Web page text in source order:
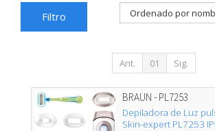
Filtro
Ant. 01 Sig.
BRAUN - PL7253
Depiladora de Luz
Skin-expert PL7253